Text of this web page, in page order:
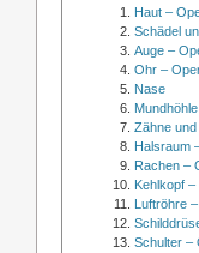
Haut –
Schädel
Auge –
Ohr –
Nase
Zähne
Halsraum
Rachen –
Kehlkopf
Luftröhre
Schulter –